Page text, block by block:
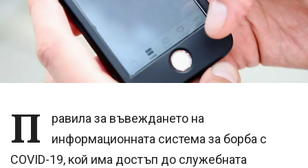
П
равила за въвеждането на
информационната система за борба с
COVID-19, кой има достъп до служебната